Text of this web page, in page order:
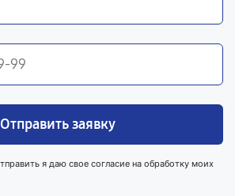
Отправить заявку
я даю свое согласие на обработку моих